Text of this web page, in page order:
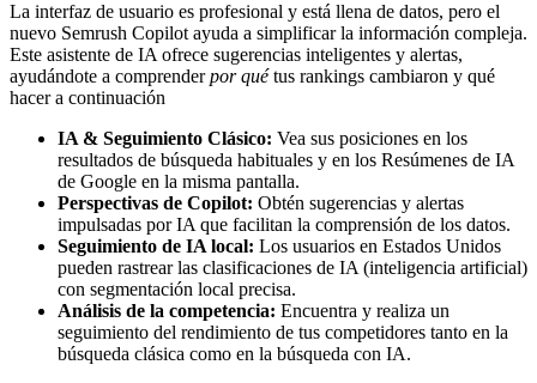
La interfaz de usuario es profesional y está llena de datos, pero el
nuevo Semrush Copilot ayuda a simplificar la información compleja.
Este asistente de IA ofrece sugerencias inteligentes y alertas,
ayudándote a comprenderpor quétus rankings cambiaron y qué
hacer a continuación
IA & Seguimiento Clásico: Vea sus posiciones en los
resultados de búsqueda habituales y en los Resúmenes de IA
de Google en la misma pantalla.
Perspectivas de Copilot: Obtén sugerencias y alertas
impulsadas por IA que facilitan la comprensión de los datos.
Seguimiento de IA local: Los usuarios en Estados Unidos
pueden rastrear las clasificaciones de IA (inteligencia artificial)
con segmentación local precisa.
Análisis de la competencia: Encuentra y realiza un
seguimiento del rendimiento de tus competidores tanto en la
búsqueda clásica como en la búsqueda con IA.